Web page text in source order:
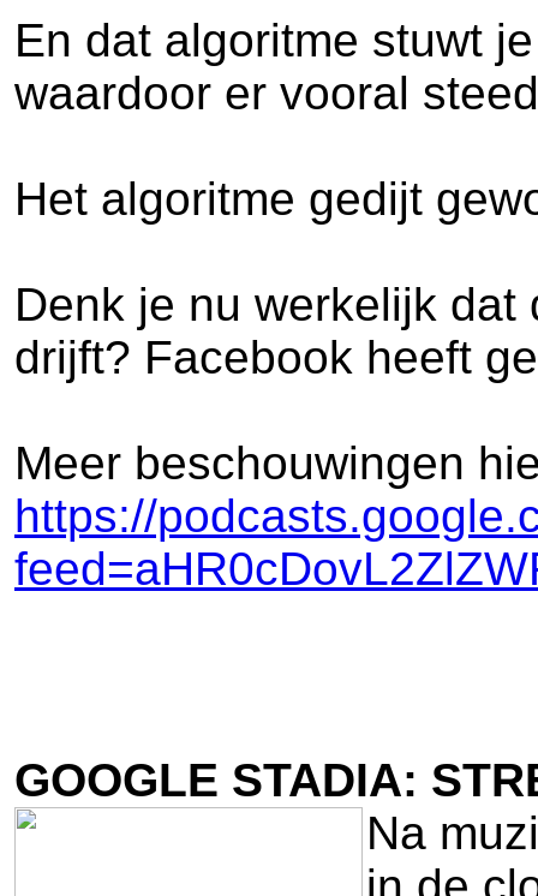
En dat algoritme stuwt
waardoor er vooral
Het algoritme gedijt
Denk je nu werkelijk
drijft? Facebook heeft
Meer beschouwingen
https://
GOOGLE STADIA:
Na